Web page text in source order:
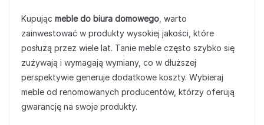
Kupując meble do biura domowego , warto
zainwestować w produkty wysokiej jakości, które
posłużą przez wiele lat. Tanie meble często szybko się
zużywają i wymagają wymiany, co w dłuższej
perspektywie generuje dodatkowe koszty. Wybieraj
meble od renomowanych producentów, którzy oferują
gwarancję na swoje produkty.